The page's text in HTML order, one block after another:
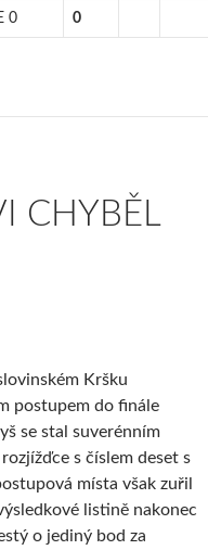
0 0
CHYBĚL
Kršku
postupem do finále
se stal suverénním
s číslem deset s
místa však zuřil
listině nakonec
o jediný bod za